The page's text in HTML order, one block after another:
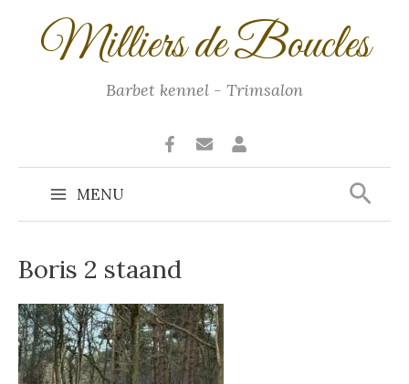
Milliers de Boucles
Barbet kennel - Trimsalon
Main
Menu
MENU
Boris 2 staand